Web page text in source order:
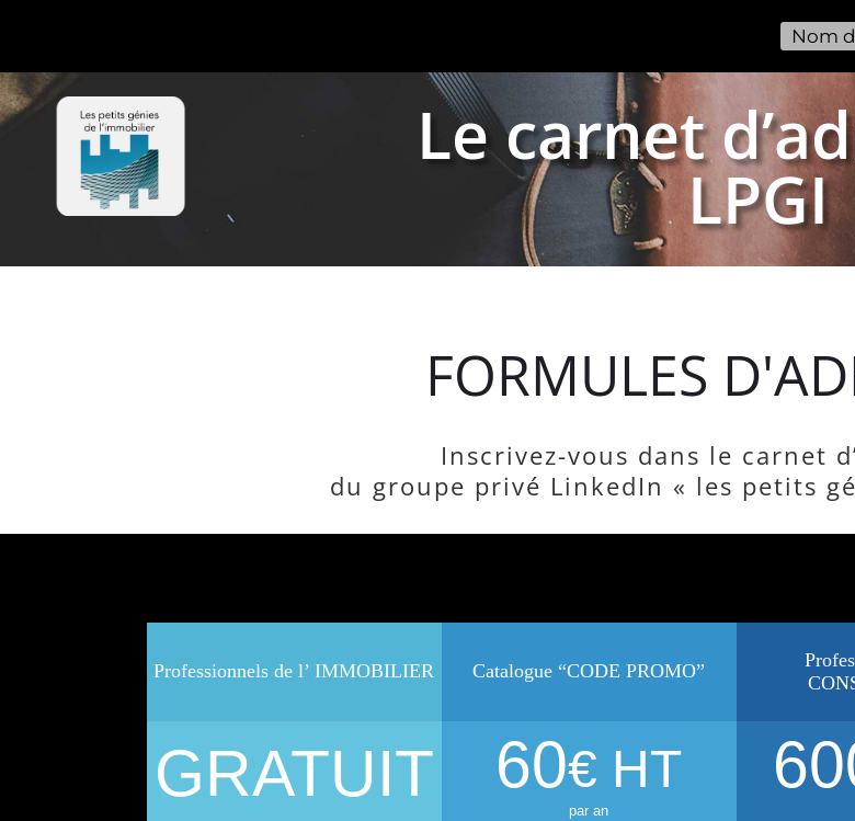
Le carnet
LPGI
FORMULES
Inscrivez-vous dans le carnet
du groupe privé LinkedIn « les petits
Professionnels de l’ IMMOBILIER
GRATUIT
Catalogue “CODE PROMO”
60€ HT
par an